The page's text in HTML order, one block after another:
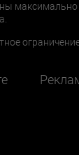
максимально